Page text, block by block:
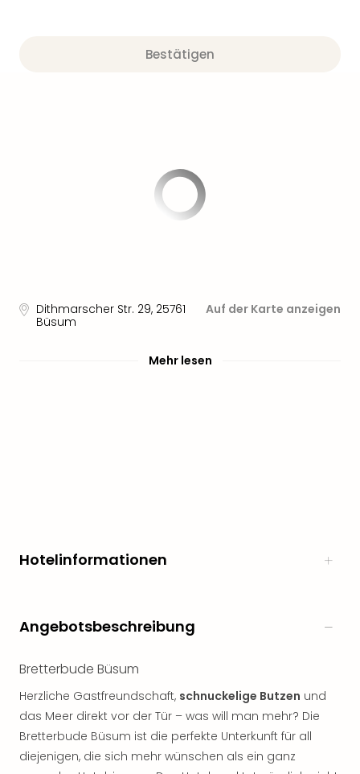
Bestätigen
Dithmarscher Str. 29, 25761
Büsum
Auf der Karte anzeigen
Mehr lesen
Hotelinformationen
Angebotsbeschreibung
Bretterbude Büsum
Herzliche Gastfreundschaft, schnuckelige Butzen und
das Meer direkt vor der Tür – was will man mehr? Die
Bretterbude Büsum ist die perfekte Unterkunft für all
diejenigen, die sich mehr wünschen als ein ganz